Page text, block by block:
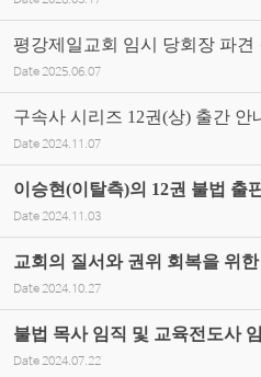
평강제일교회 임시 당회장 파견
Date 2025.06.07
구속사 시리즈 12권(상) 출간 안
Date 2024.11.07
이승현(이탈측)의 12권 불법 출
Date 2024.11.03
교회의 질서와 권위 회복을 위
Date 2024.10.27
불법 목사 임직 및 교육전도사
Date 2024.07.22